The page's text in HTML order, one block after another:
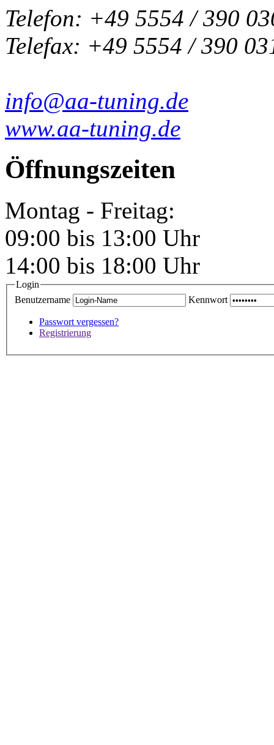
Telefon: +49 5554 / 390
Telefax: +49 5554 / 390
info@aa-tuning.de
www.aa-tuning.de
Öffnungszeiten
Montag - Freitag:
09:00 bis 13:00 Uhr
14:00 bis 18:00 Uhr
Login
Benutzername
Kennwort
Passwort vergessen?
Registrierung